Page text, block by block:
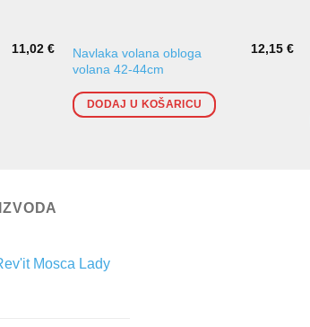
11,02€
Navlaka volana obloga
volana 42-44cm
12,15 €
DODAJ U KOŠARICU
Mosca Lady